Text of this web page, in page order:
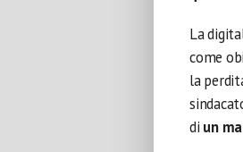
La
come
la
di un